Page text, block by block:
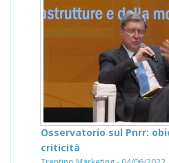
Osservatorio sul Pnrr:
criticità